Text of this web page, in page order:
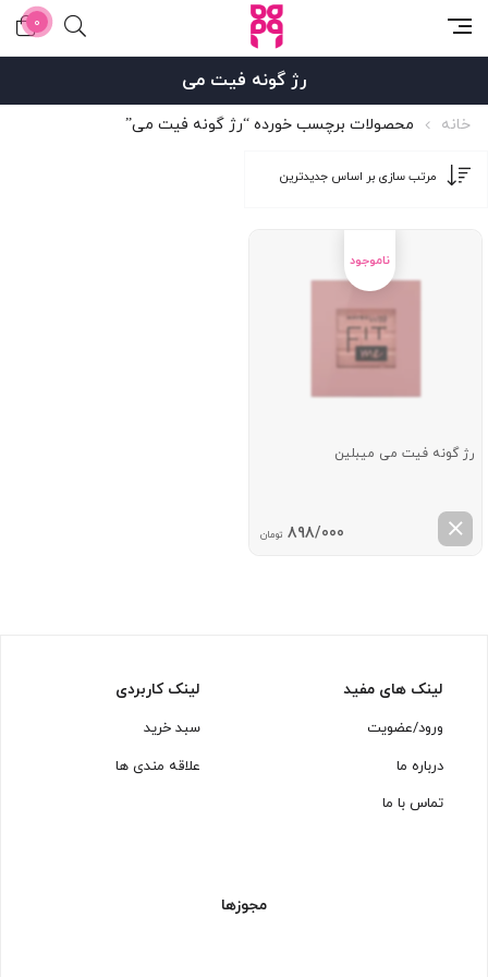
0
رژ گونه فیت می
خانه محصولات برچسب خورده “رژ گونه فیت می”
رژ گونه فیت می میبلین
898/000 تومان
لینک های مفید
ورود/عضویت
درباره ما
تماس با ما
لینک کاربردی
سبد خرید
علاقه مندی ها
مجوزها